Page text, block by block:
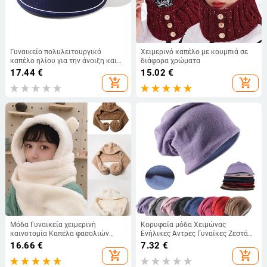
Γυναικείο πολυλειτουργικό
καπέλο ηλίου για την άνοιξη και
το καλοκαίρι, με ανοιχτή γείσο,
φαρδύ γείσο, κολακευτικό και
εφαρμοστό, ιδανικό για χρήση σε
παραλία ή για ποδηλασία.
17.44€
add_shopping_cart
Χειμερινό καπέλο με κουμπιά σε
διάφορα χρώματα
15.02 €
add_shopping_cart
Μόδα Γυναικεία χειμερινή
καινοτομία Καπέλα φασολιών
Ζεστό αρκουδάκι Καπέλο αυτιών
Casual βελούδινο κασκόλ Κασκόλ
Σετ καπέλα casual μασίφ
16.66 €
add_shopping_cart
Κορυφαία μόδα Χειμώνας
Ενήλικες Άντρες Γυναίκες Ζεστά
φασόλια Skullies Casual Hip Hop
Μαλακό μαλακό καπέλο
εξωτερικού χώρου για κορίτσια
7.32 €
add_shopping_cart